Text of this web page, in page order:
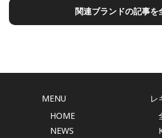
関連ブランドの記事を
MENU
HOME
NEWS
レ